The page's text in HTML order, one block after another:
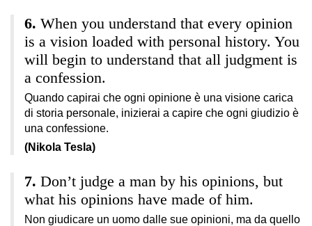
When you understand that every opinion
is a vision loaded with personal history. You
will begin to understand that all judgment is
a confession.
Quando capirai che ogni opinione è una visione carica
di storia personale, inizierai a capire che ogni giudizio è
una confessione.
(Nikola Tesla)
Don’t judge a man by his opinions, but
what his opinions have made of him.
Non giudicare un uomo dalle sue opinioni, ma da quello